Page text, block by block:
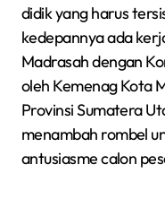
didik yang harus
kedepannya ada
Madrasah dengan
oleh Kemenag Kota
Provinsi Sumatera
menambah rombel
antusiasme calon